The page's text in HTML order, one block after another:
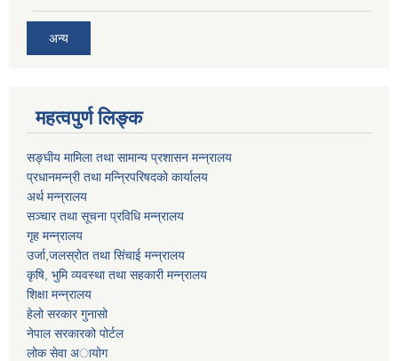
अन्य
महत्वपुर्ण लिङ्क
सङ्घीय मामिला तथा सामान्य प्रशासन मन्न्रालय
प्रधानमन्न्री तथा मन्न्रिपरिषदको कार्यालय
अर्थ मन्न्रालय
सञ्चार तथा सूचना प्रविधि मन्न्रालय
गृह मन्न्रालय
उर्जा,जलस्रोत तथा सिंचाई मन्न्रालय
कृषि, भुमि व्यवस्था तथा सहकारी मन्न्रालय
शिक्षा मन्न्रालय
हेलो सरकार गुनासो
नेपाल सरकारको पोर्टल
लोक सेवा अायोग